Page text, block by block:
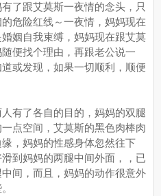
跟艾莫斯一夜情的念头，只
危险红线～一夜情，妈妈现在
姻自我束缚，妈妈现在跟艾莫
便找个理由，再跟老公说一
或发现，如果一切顺利，顺便
了各自的目的，妈妈的双腿
点空间，艾莫斯的黑色肉棒肉
，妈妈的性感身体忽然往下
到妈妈的两腿中间外面，，已
间，而且，妈妈的动作很意外